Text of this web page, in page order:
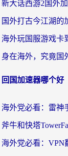
回国加速器哪个好